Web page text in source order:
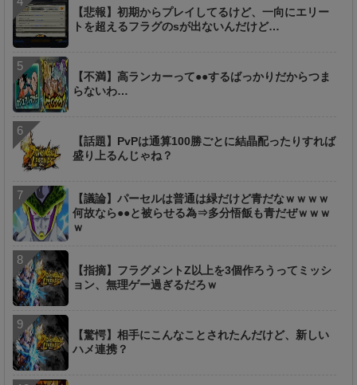
【悲報】初期からプレイしてるけど、一向にエリー
トを超えるフラグのsが出ないんだけど…
【不満】高ランカーって●●するばっかりだからつま
らないわ…
【話題】PvPは通算100勝ごとに結晶配ったりすれば
盛り上るんじゃね？
【議論】パーセルは普通は緑だけど青だなｗｗｗｗ
何故なら●●と被らせる為⇒多分悟飯も青だぜｗｗｗ
ｗ
【指摘】フラグメントZ以上を3個作ろうってミッシ
ョン、無理ゲー過ぎるだろｗ
【驚愕】相手にこんなことされたんだけど、新しい
ハメ連携？